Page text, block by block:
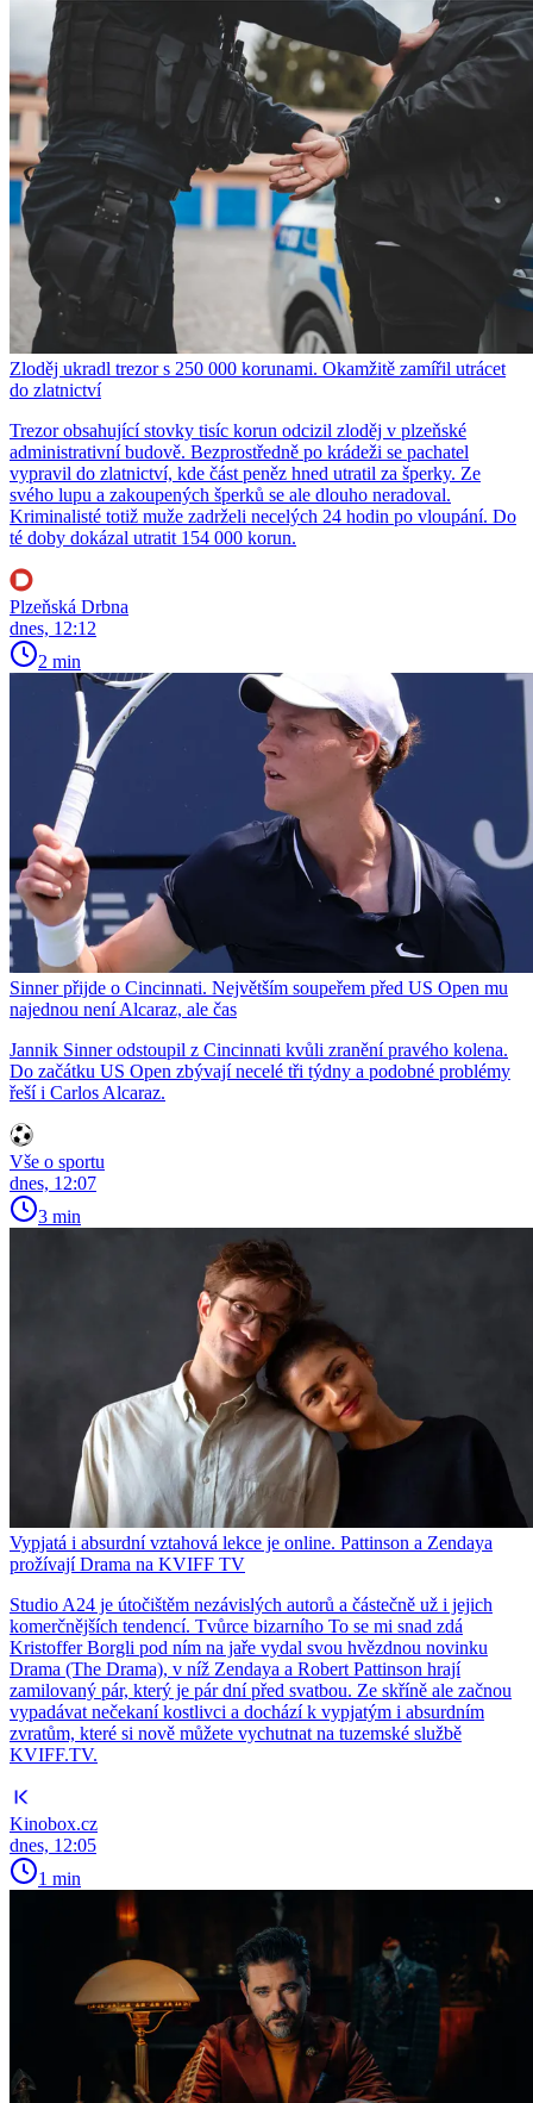
Zloděj ukradl trezor s 250 000 korunami. Okamžitě zamířil utrácet
do zlatnictví
Trezor obsahující stovky tisíc korun odcizil zloděj v plzeňské
administrativní budově. Bezprostředně po krádeži se pachatel
vypravil do zlatnictví, kde část peněz hned utratil za šperky. Ze
svého lupu a zakoupených šperků se ale dlouho neradoval.
Kriminalisté totiž muže zadrželi necelých 24 hodin po vloupání. Do
té doby dokázal utratit 154 000 korun.
Plzeňská Drbna
dnes, 12:12
2 min
Sinner přijde o Cincinnati. Největším soupeřem před US Open mu
najednou není Alcaraz, ale čas
Jannik Sinner odstoupil z Cincinnati kvůli zranění pravého kolena.
Do začátku US Open zbývají necelé tři týdny a podobné problémy
řeší i Carlos Alcaraz.
Vše o sportu
dnes, 12:07
3 min
Vypjatá i absurdní vztahová lekce je online. Pattinson a Zendaya
prožívají Drama na KVIFF TV
Studio A24 je útočištěm nezávislých autorů a částečně už i jejich
komerčnějších tendencí. Tvůrce bizarního To se mi snad zdá
Kristoffer Borgli pod ním na jaře vydal svou hvězdnou novinku
Drama (The Drama), v níž Zendaya a Robert Pattinson hrají
zamilovaný pár, který je pár dní před svatbou. Ze skříně ale začnou
vypadávat nečekaní kostlivci a dochází k vypjatým i absurdním
zvratům, které si nově můžete vychutnat na tuzemské službě
KVIFF.TV.
Kinobox.cz
dnes, 12:05
1 min